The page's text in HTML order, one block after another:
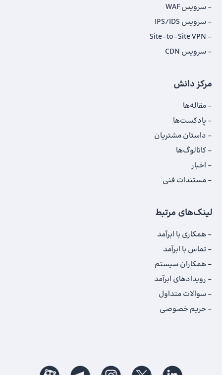
سرویس WAF
سرویس IPS/IDS
Site-to-Site VPN
سرویس CDN
مرکز دانش
مقاله‌ها
پادکست‌ها
داستان‌ مشتریان
کاتالوگ‌‌ها
اخبار
مستندات فنی
لینک‌های مرتبط
همکاری با ابرآمد
تماس با ابرآمد
همکاران سیستم
رویدادهای ابرآمد
سوالات متداول
حریم خصوصی